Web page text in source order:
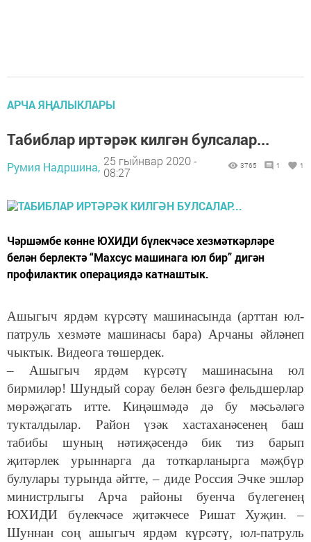
АРЧА ЯҢАЛЫКЛАРЫ
Табиблар иртәрәк килгән булсалар...
Румия Надршина, 25 гыйнвар 2020 -
08:27
3765 1 1
Чәршәмбе көнне ЮХИДИ бүлекчәсе хезмәткәрләре
белән берлектә “Махсус машинага юл бир” дигән
профилактик операциядә катнаштык.
Ашыгыч ярдәм күрсәтү машинасында (арттан юл-
патруль хезмәте машинасы бара) Арчаны әйләнеп
чыктык. Видеога төшердек.
– Ашыгыч ярдәм күрсәтү машинасына юл
бирмиләр! Шундый сорау белән безгә фельдшерлар
мөрәҗәгать итте. Киңәшмәдә дә бу мәсьәләгә
тукталдылар. Район үзәк хастаханәсенең баш
табибы шуның нәтиҗәсендә бик тиз барып
җитәрлек урыннарга да тоткарланырга мәҗбүр
булулары турында әйтте, – диде Россия Эчке эшләр
министрлыгы Арча районы буенча бүлегенең
ЮХИДИ бүлекчәсе җитәкчесе Ришат Хуҗин. –
Шуннан соң ашыгыч ярдәм күрсәтү, юл-патруль